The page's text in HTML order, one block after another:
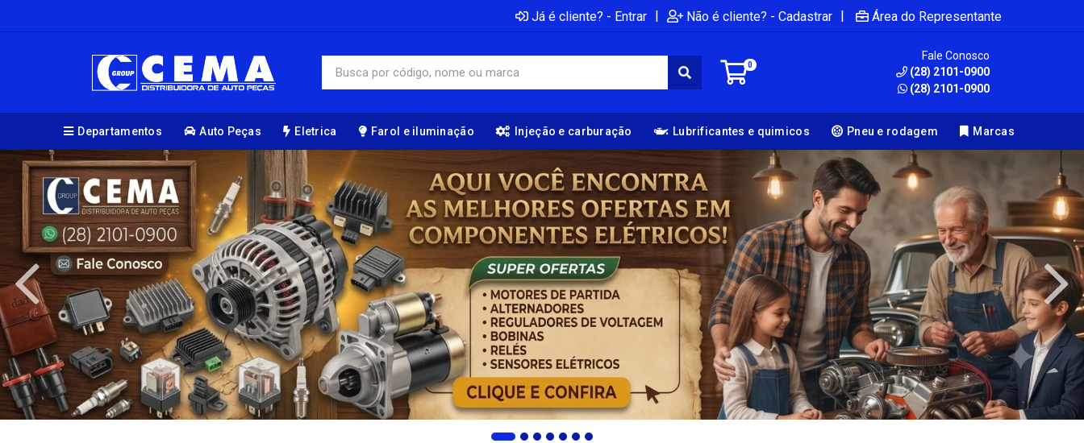
Já é cliente? - Entrar | Não é cliente? - Cadastrar | Área do Representante
0
Fale Conosco
(28) 2101-0900
(28) 2101-0900
Departamentos Auto Peças Eletrica Farol e iluminação Injeção e carburação Lubrificantes e quimicos Pneu e rodagem Marcas